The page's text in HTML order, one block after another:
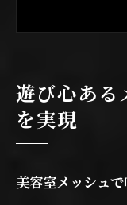
法
美容室メ
メッシュが
遊び心ある
を実現
美容室メッシュ